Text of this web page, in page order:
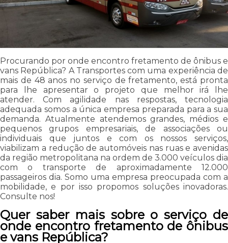
Procurando por onde encontro fretamento de ônibus e
vans República? A Transportes com uma experiência de
mais de 48 anos no serviço de fretamento, está pronta
para lhe apresentar o projeto que melhor irá lhe
atender. Com agilidade nas respostas, tecnologia
adequada somos a única empresa preparada para a sua
demanda. Atualmente atendemos grandes, médios e
pequenos grupos empresariais, de associações ou
individuais que juntos e com os nossos serviços,
viabilizam a redução de automóveis nas ruas e avenidas
da região metropolitana na ordem de 3.000 veículos dia
com o transporte de aproximadamente 12.000
passageiros dia. Somo uma empresa preocupada com a
mobilidade, e por isso propomos soluções inovadoras.
Consulte nos!
Quer saber mais sobre o serviço de
onde encontro fretamento de ônibus
e vans República?